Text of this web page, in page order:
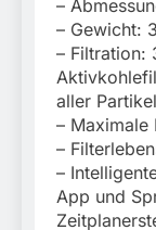
–
– Gewicht:
– Filtration:
aller
– Maximale
–
–
App und